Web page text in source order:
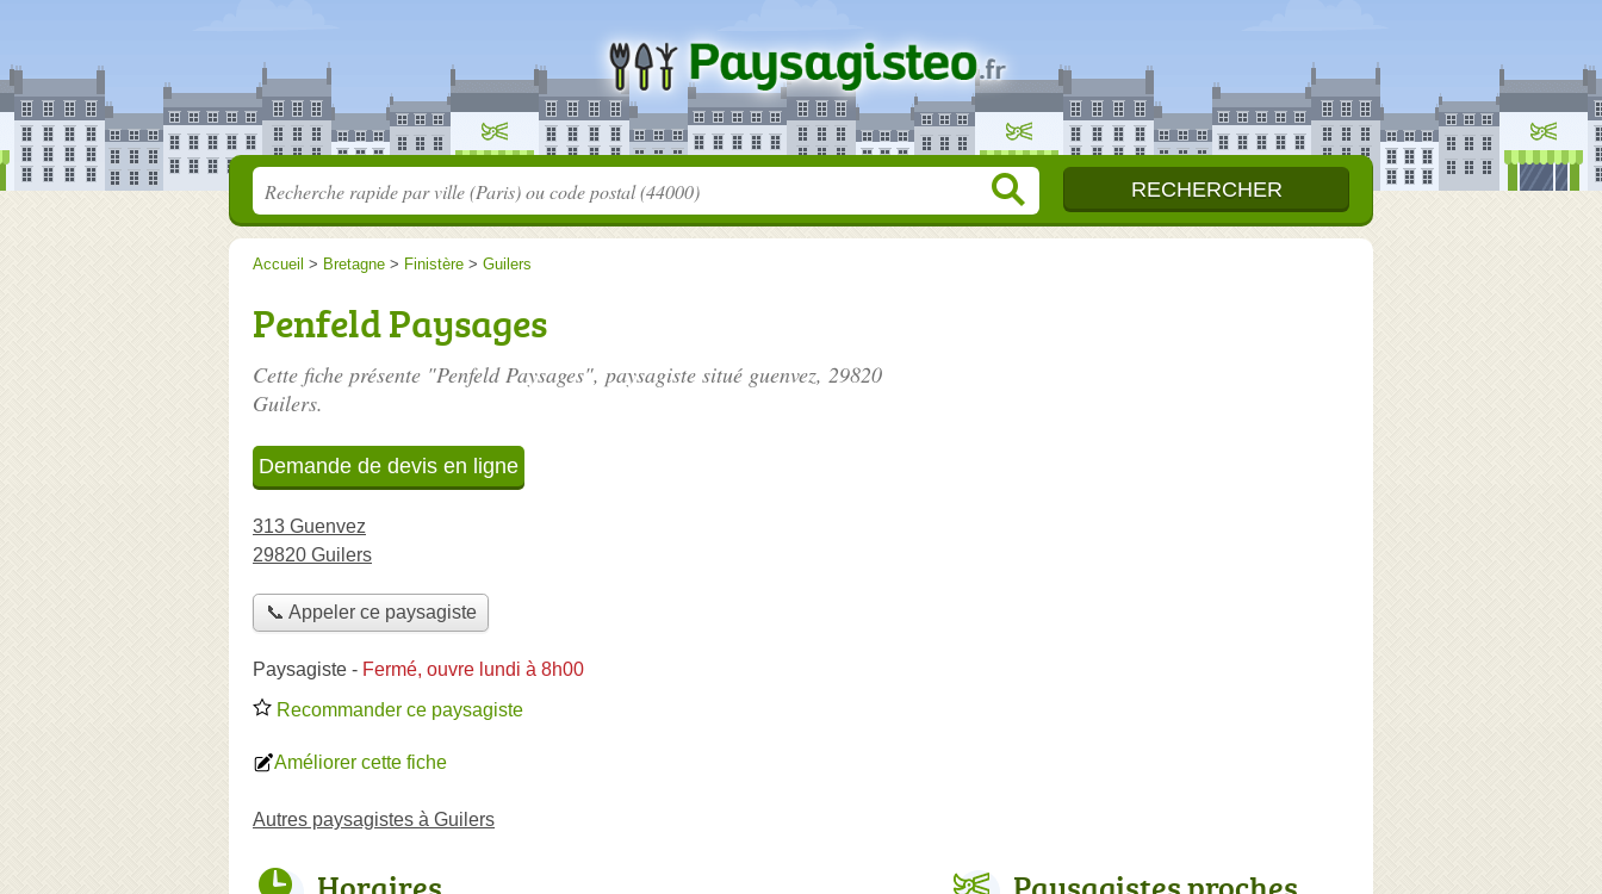
Accueil > Bretagne > Finistère > Guilers
Penfeld Paysages
Cette fiche présente "Penfeld Paysages", paysagiste situé guenvez, 29820
Guilers.
Demande de devis en ligne
313 Guenvez
29820 Guilers
📞 Appeler ce paysagiste
Paysagiste - Fermé, ouvre lundi à 8h00
Recommander ce paysagiste
Améliorer cette fiche
Autres paysagistes à Guilers